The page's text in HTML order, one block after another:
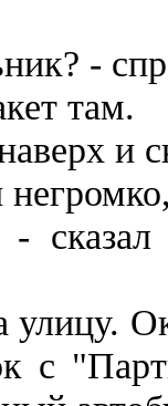
-
там.
и
с